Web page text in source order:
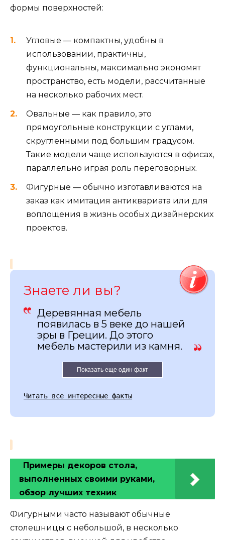
формы поверхностей:
Угловые — компактны, удобны в
использовании, практичны,
функциональны, максимально экономят
пространство, есть модели, рассчитанные
на несколько рабочих мест.
Овальные — как правило, это
прямоугольные конструкции с углами,
скругленными под большим градусом.
Такие модели чаще используются в офисах,
параллельно играя роль переговорных.
Фигурные — обычно изготавливаются на
заказ как имитация антиквариата или для
воплощения в жизнь особых дизайнерских
проектов.
Знаете ли вы?
Деревянная мебель
появилась в 5 веке до нашей
эры в Греции. До этого
мебель мастерили из камня.
Показать еще один факт
Читать все интересные факты
Примеры декоров стола,
выполненных своими руками,
обзор лучших техник
Фигурными часто называют обычные
столешницы с небольшой, в несколько